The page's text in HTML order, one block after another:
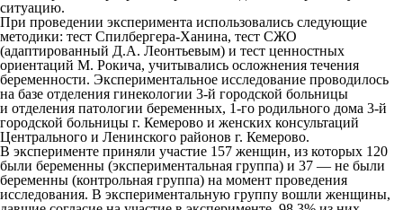
ситуацию.
При проведении эксперимента использовались следующие
методики: тест Спилбергера-Ханина, тест СЖО
(адаптированный Д.А. Леонтьевым) и тест ценностных
ориентаций М. Рокича, учитывались осложнения течения
беременности. Экспериментальное исследование проводилось
на базе отделения гинекологии 3-й городской больницы
и отделения патологии беременных, 1-го родильного дома 3-й
городской больницы г. Кемерово и женских консультаций
Центрального и Ленинского районов г. Кемерово.
В эксперименте приняли участие 157 женщин, из которых 120
были беременны (экспериментальная группа) и 37 — не были
беременны (контрольная группа) на момент проведения
исследования. В экспериментальную группу вошли женщины,